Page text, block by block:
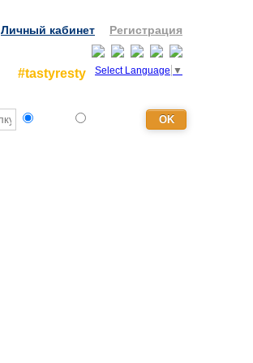
Личный кабинет Регистрация
Select Language ▼
#tastyresty